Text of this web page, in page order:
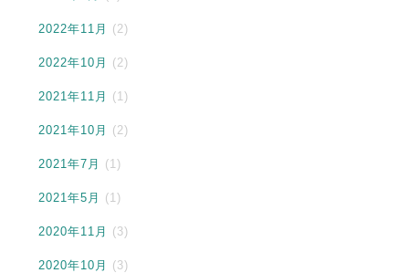
2022年11月 (2)
2022年10月 (2)
2021年11月 (1)
2021年10月 (2)
2021年7月 (1)
2021年5月 (1)
2020年11月 (3)
2020年10月 (3)